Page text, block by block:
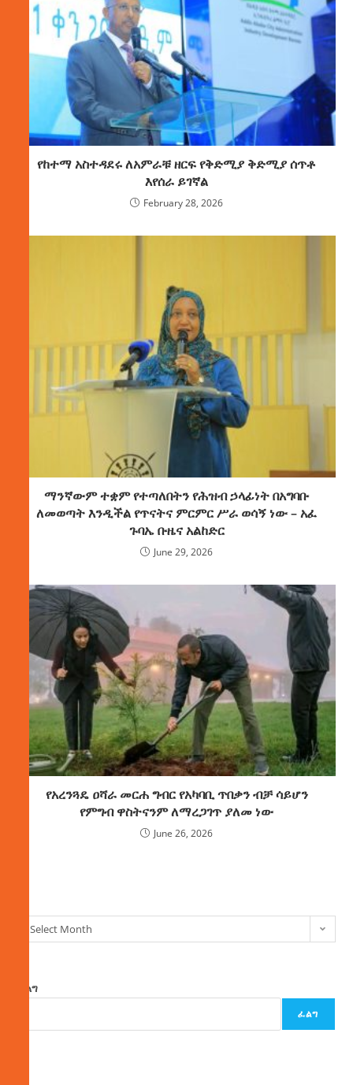
የከተማ አስተዳደሩ ለአምራቹ ዘርፍ የቅድሚያ ቅድሚያ ሰጥቶ
እየሰራ ይገኛል
February 28, 2026
ማንኛውም ተቋም የተጣለበትን የሕዝብ ኃላፊነት በአግባቡ
ለመወጣት እንዲችል የጥናትና ምርምር ሥራ ወሳኝ ነው – አፈ
ጉባኤ ቡዜና አልከድር
June 29, 2026
የአረንጓዴ ዐሻራ መርሐ ግብር የአካባቢ ጥበቃን ብቻ ሳይሆን
የምግብ ዋስትናንም ለማረጋገጥ ያለመ ነው
June 26, 2026
Select Month
ፈልግ
ፈልግ